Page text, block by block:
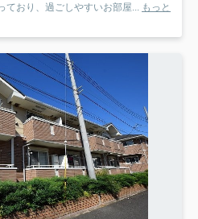
ており、過ごしやすいお部屋... もっと